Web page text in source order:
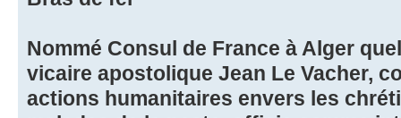
Nommé Consul de France à Alger
vicaire apostolique Jean Le Vacher,
actions humanitaires envers les